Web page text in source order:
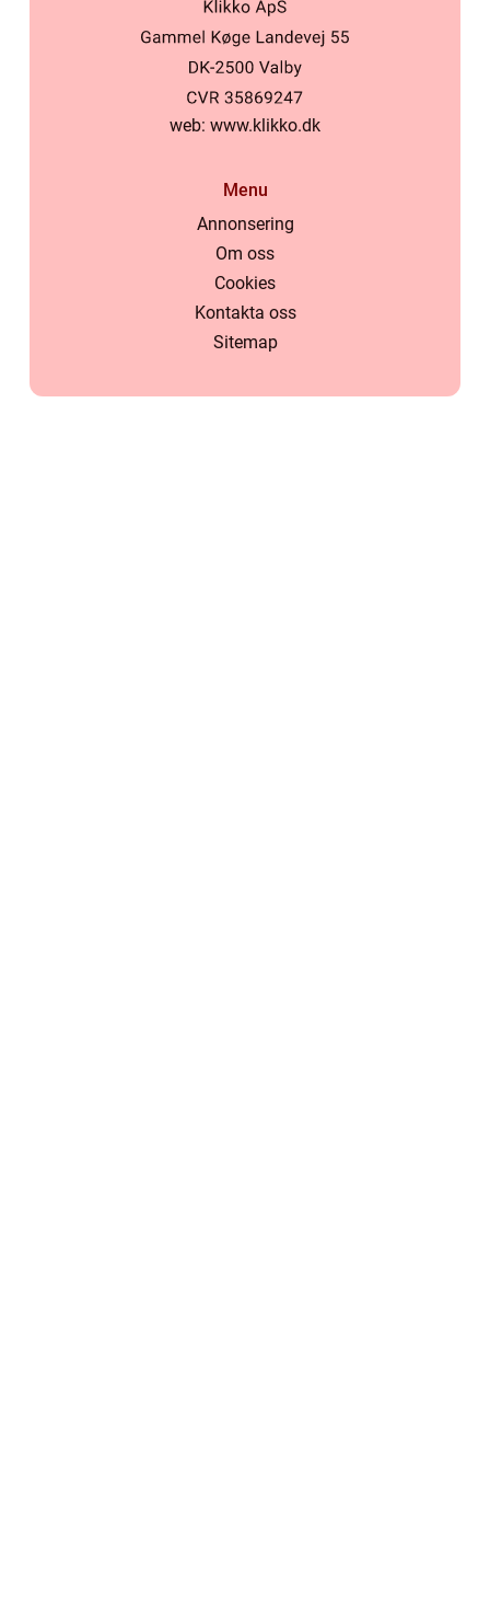
web: www.klikko.dk
Menu
Annonsering
Om oss
Cookies
Kontakta oss
Sitemap